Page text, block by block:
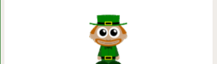
5 вещей, которые ни в коем